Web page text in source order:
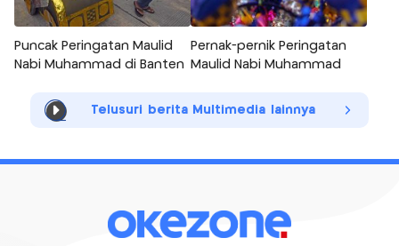
Puncak Peringatan Maulid
Nabi Muhammad di Banten
Pernak-pernik Peringatan
Maulid Nabi Muhammad
Telusuri berita Multimedia lainnya